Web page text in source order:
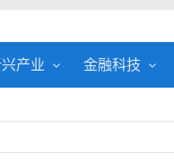
产业 金融科技